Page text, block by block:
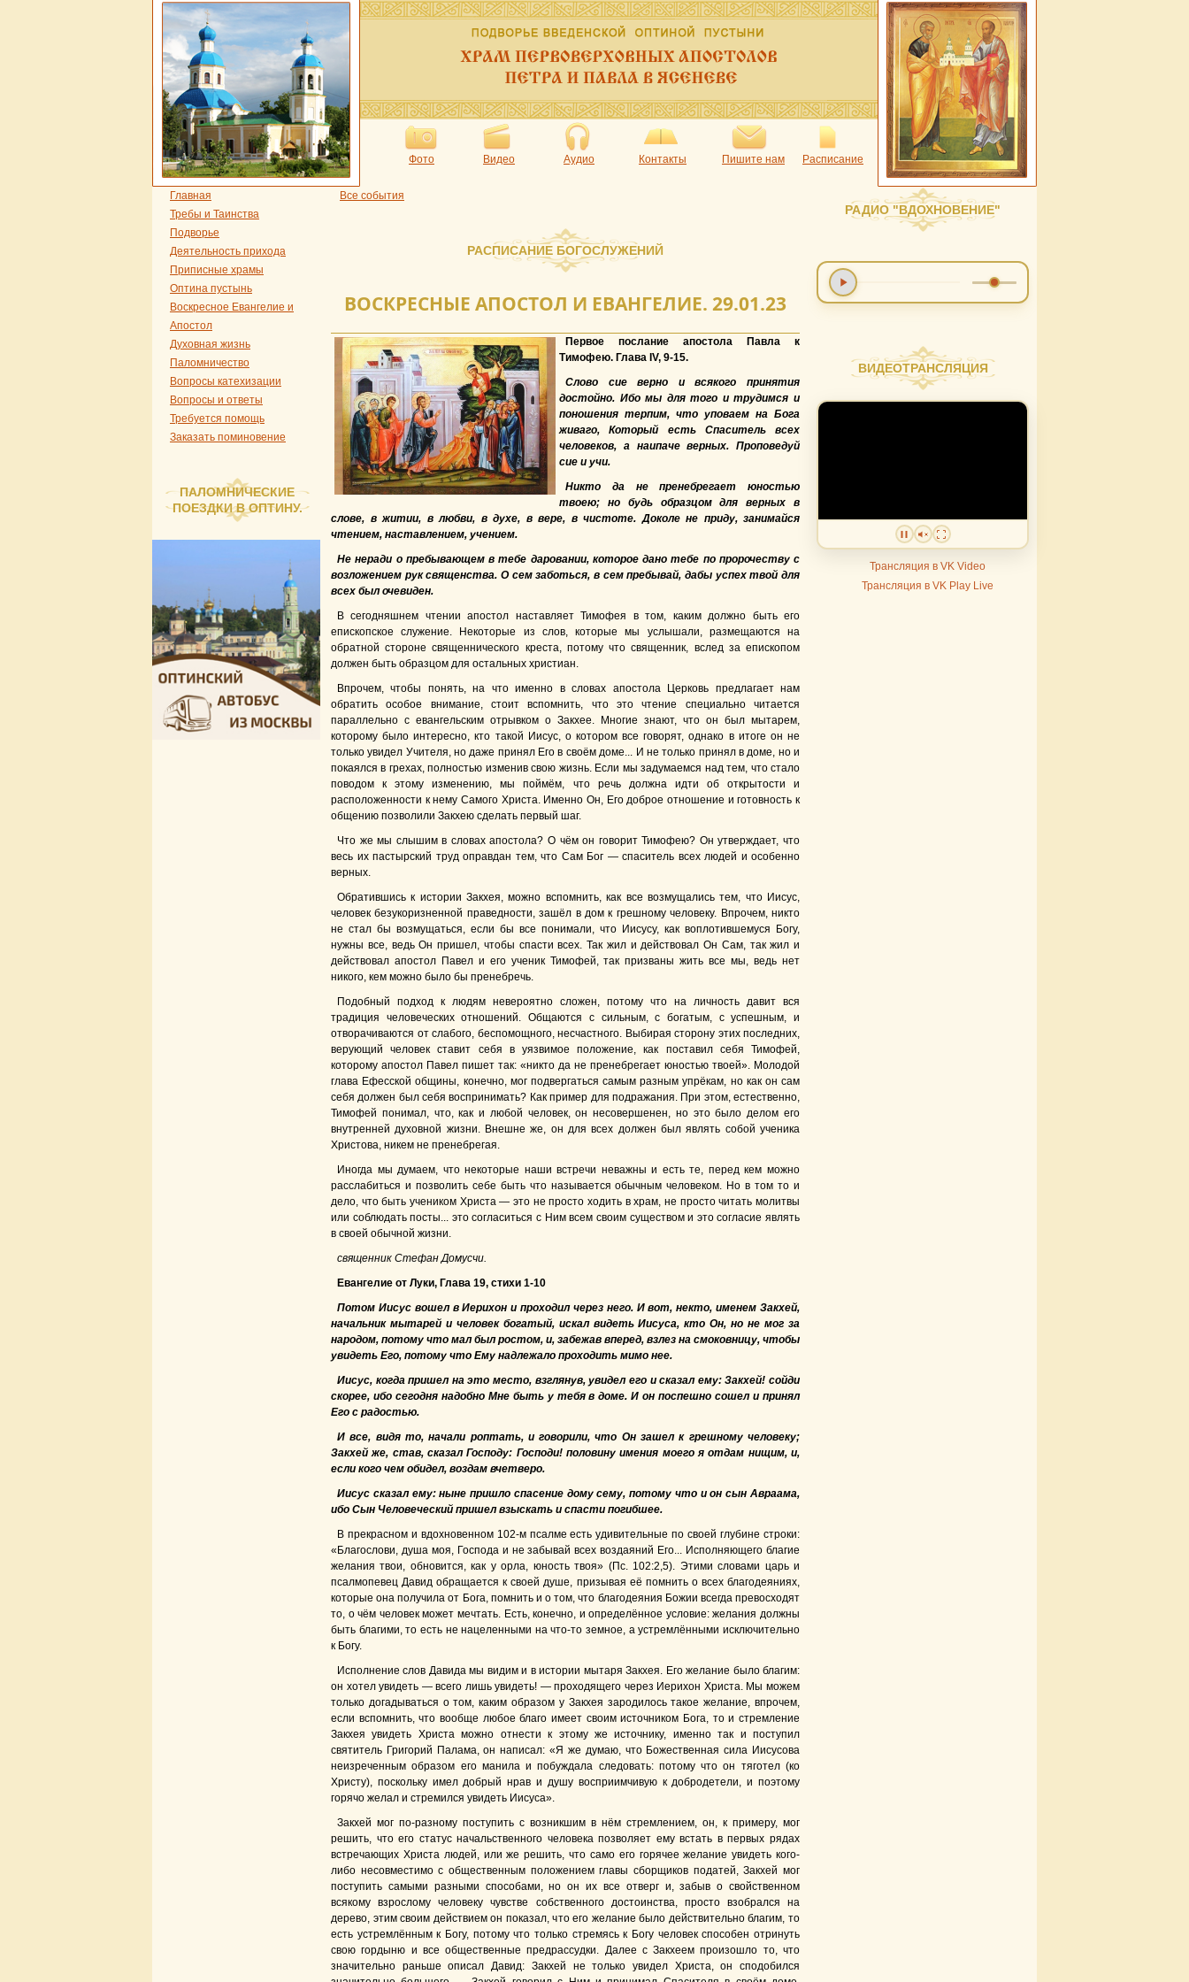
Фото Видео Аудио Контакты Пишите нам Расписание
Главная
Требы и Таинства
Подворье
Деятельность прихода
Приписные храмы
Оптина пустынь
Воскресное Евангелие и
Апостол
Духовная жизнь
Паломничество
Вопросы катехизации
Вопросы и ответы
Требуется помощь
Заказать поминовение
ПАЛОМНИЧЕСКИЕ
ПОЕЗДКИ В ОПТИНУ.
Все события
РАСПИСАНИЕ БОГОСЛУЖЕНИЙ
ВОСКРЕСНЫЕ АПОСТОЛ И ЕВАНГЕЛИЕ. 29.01.23
Первое послание апостола Павла к
Тимофею. Глава IV, 9-15.
Слово сие верно и всякого принятия
достойно. Ибо мы для того и трудимся и
поношения терпим, что уповаем на Бога
живаго, Который есть Спаситель всех
человеков, а наипаче верных. Проповедуй
сие и учи.
Никто да не пренебрегает юностью
твоею; но будь образцом для верных в
слове, в житии, в любви, в духе, в вере, в чистоте. Доколе не приду, занимайся
чтением, наставлением, учением.
Не неради о пребывающем в тебе даровании, которое дано тебе по пророчеству с
возложением рук священства. О сем заботься, в сем пребывай, дабы успех твой для
всех был очевиден.
В сегодняшнем чтении апостол наставляет Тимофея в том, каким должно быть его
епископское служение. Некоторые из слов, которые мы услышали, размещаются на
обратной стороне священнического креста, потому что священник, вслед за епископом
должен быть образцом для остальных христиан.
Впрочем, чтобы понять, на что именно в словах апостола Церковь предлагает нам
обратить особое внимание, стоит вспомнить, что это чтение специально читается
параллельно с евангельским отрывком о Закхее. Многие знают, что он был мытарем,
которому было интересно, кто такой Иисус, о котором все говорят, однако в итоге он не
только увидел Учителя, но даже принял Его в своём доме... И не только принял в доме, но и
покаялся в грехах, полностью изменив свою жизнь. Если мы задумаемся над тем, что стало
поводом к этому изменению, мы поймём, что речь должна идти об открытости и
расположенности к нему Самого Христа. Именно Он, Его доброе отношение и готовность к
общению позволили Закхею сделать первый шаг.
Что же мы слышим в словах апостола? О чём он говорит Тимофею? Он утверждает, что
весь их пастырский труд оправдан тем, что Сам Бог — спаситель всех людей и особенно
верных.
Обратившись к истории Закхея, можно вспомнить, как все возмущались тем, что Иисус,
человек безукоризненной праведности, зашёл в дом к грешному человеку. Впрочем, никто
не стал бы возмущаться, если бы все понимали, что Иисусу, как воплотившемуся Богу,
нужны все, ведь Он пришел, чтобы спасти всех. Так жил и действовал Он Сам, так жил и
действовал апостол Павел и его ученик Тимофей, так призваны жить все мы, ведь нет
никого, кем можно было бы пренебречь.
Подобный подход к людям невероятно сложен, потому что на личность давит вся
традиция человеческих отношений. Общаются с сильным, с богатым, с успешным, и
отворачиваются от слабого, беспомощного, несчастного. Выбирая сторону этих последних,
верующий человек ставит себя в уязвимое положение, как поставил себя Тимофей,
которому апостол Павел пишет так: «никто да не пренебрегает юностью твоей». Молодой
глава Ефесской общины, конечно, мог подвергаться самым разным упрёкам, но как он сам
себя должен был себя воспринимать? Как пример для подражания. При этом, естественно,
Тимофей понимал, что, как и любой человек, он несовершенен, но это было делом его
внутренней духовной жизни. Внешне же, он для всех должен был являть собой ученика
Христова, никем не пренебрегая.
Иногда мы думаем, что некоторые наши встречи неважны и есть те, перед кем можно
расслабиться и позволить себе быть что называется обычным человеком. Но в том то и
дело, что быть учеником Христа — это не просто ходить в храм, не просто читать молитвы
или соблюдать посты... это согласиться с Ним всем своим существом и это согласие являть
в своей обычной жизни.
священник Стефан Домусчи.
Евангелие от Луки, Глава 19, стихи 1-10
Потом Иисус вошел в Иерихон и проходил через него. И вот, некто, именем Закхей,
начальник мытарей и человек богатый, искал видеть Иисуса, кто Он, но не мог за
народом, потому что мал был ростом, и, забежав вперед, взлез на смоковницу, чтобы
увидеть Его, потому что Ему надлежало проходить мимо нее.
Иисус, когда пришел на это место, взглянув, увидел его и сказал ему: Закхей! сойди
скорее, ибо сегодня надобно Мне быть у тебя в доме. И он поспешно сошел и принял
Его с радостью.
И все, видя то, начали роптать, и говорили, что Он зашел к грешному человеку;
Закхей же, став, сказал Господу: Господи! половину имения моего я отдам нищим, и,
если кого чем обидел, воздам вчетверо.
Иисус сказал ему: ныне пришло спасение дому сему, потому что и он сын Авраама,
ибо Сын Человеческий пришел взыскать и спасти погибшее.
В прекрасном и вдохновенном 102-м псалме есть удивительные по своей глубине строки:
«Благослови, душа моя, Господа и не забывай всех воздаяний Его... Исполняющего благие
желания твои, обновится, как у орла, юность твоя» (Пс. 102:2,5). Этими словами царь и
псалмопевец Давид обращается к своей душе, призывая её помнить о всех благодеяниях,
которые она получила от Бога, помнить и о том, что благодеяния Божии всегда превосходят
то, о чём человек может мечтать. Есть, конечно, и определённое условие: желания должны
быть благими, то есть не нацеленными на что-то земное, а устремлёнными исключительно
к Богу.
Исполнение слов Давида мы видим и в истории мытаря Закхея. Его желание было благим:
он хотел увидеть — всего лишь увидеть! — проходящего через Иерихон Христа. Мы можем
только догадываться о том, каким образом у Закхея зародилось такое желание, впрочем,
если вспомнить, что вообще любое благо имеет своим источником Бога, то и стремление
Закхея увидеть Христа можно отнести к этому же источнику, именно так и поступил
святитель Григорий Палама, он написал: «Я же думаю, что Божественная сила Иисусова
неизреченным образом его манила и побуждала следовать: потому что он тяготел (ко
Христу), поскольку имел добрый нрав и душу восприимчивую к добродетели, и поэтому
горячо желал и стремился увидеть Иисуса».
Закхей мог по-разному поступить с возникшим в нём стремлением, он, к примеру, мог
решить, что его статус начальственного человека позволяет ему встать в первых рядах
встречающих Христа людей, или же решить, что само его горячее желание увидеть кого-
либо несовместимо с общественным положением главы сборщиков податей, Закхей мог
поступить самыми разными способами, но он их все отверг и, забыв о свойственном
всякому взрослому человеку чувстве собственного достоинства, просто взобрался на
дерево, этим своим действием он показал, что его желание было действительно благим, то
есть устремлённым к Богу, потому что только стремясь к Богу человек способен отринуть
свою гордыню и все общественные предрассудки. Далее с Закхеем произошло то, что
значительно раньше описал Давид: Закхей не только увидел Христа, он сподобился
РАДИО "ВДОХНОВЕНИЕ"
ВИДЕОТРАНСЛЯЦИЯ
Трансляция в VK Video
Трансляция в VK Play Live